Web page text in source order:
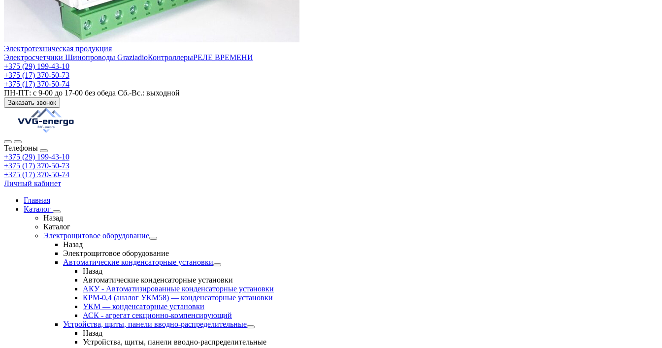
Электротехническая продукция
Электросчетчики Шинопроводы GraziadioКонтроллерыРЕЛЕ ВРЕМЕНИ
+375 (29) 199-43-10
+375 (17) 370-50-73
+375 (17) 370-50-74
ПН-ПТ: с 9-00 до 17-00 без обеда Сб.-Вс.: выходной
Заказать звонок
Телефоны
+375 (29) 199-43-10
+375 (17) 370-50-73
+375 (17) 370-50-74
Личный кабинет
Главная
Каталог
Назад
Каталог
Электрощитовое оборудование
Назад
Электрощитовое оборудование
Автоматические конденсаторные установки
Назад
Автоматические конденсаторные установки
АКУ - Автоматизированные конденсаторные установки
КРМ-0,4 (аналог УКМ58) — конденсаторные установки
УКМ — конденсаторные установки
АСК - агрегат секционно-компенсирующий
Устройства, щиты, панели вводно-распределительные
Назад
Устройства, щиты, панели вводно-распределительные